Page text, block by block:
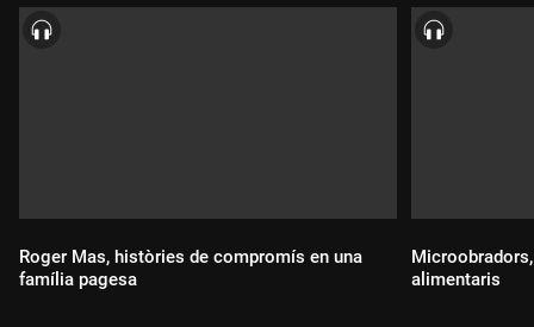
pot explicar una història.
Roger Mas, històries de compromís en una
família pagesa
alimentaris